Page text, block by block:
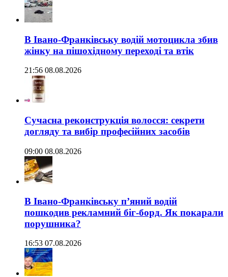
В Івано-Франківську водій мотоцикла збив
жінку на пішохідному переході та втік
21:56 08.08.2026
Сучасна реконструкція волосся: секрети
догляду та вибір професійних засобів
09:00 08.08.2026
В Івано-Франківську п’яний водій
пошкодив рекламний біг-борд. Як покарали
порушника?
16:53 07.08.2026